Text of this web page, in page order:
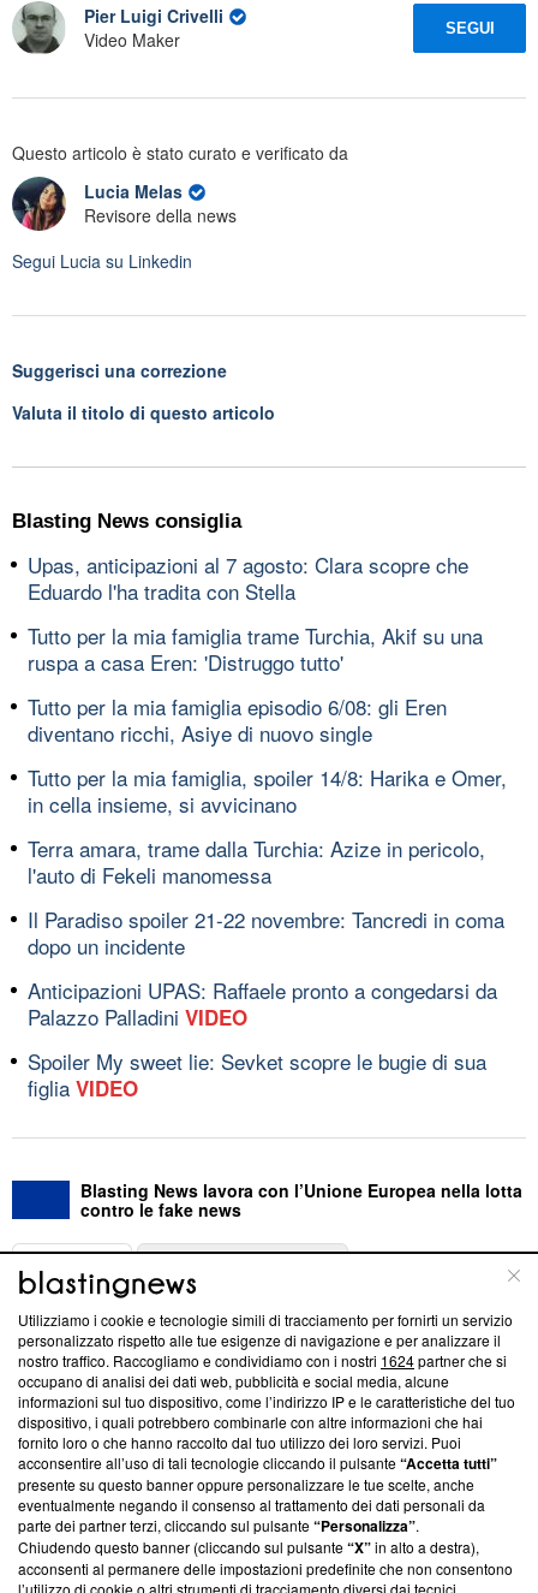
Pier Luigi Crivelli
Video Maker
SEGUI
Questo articolo è stato curato e verificato da
Lucia Melas
Revisore della news
Segui Lucia su Linkedin
Suggerisci una correzione
Valuta il titolo di questo articolo
Blasting News consiglia
Upas, anticipazioni al 7 agosto: Clara scopre che
Eduardo l'ha tradita con Stella
Tutto per la mia famiglia trame Turchia, Akif su una
ruspa a casa Eren: 'Distruggo tutto'
Tutto per la mia famiglia episodio 6/08: gli Eren
diventano ricchi, Asiye di nuovo single
Tutto per la mia famiglia, spoiler 14/8: Harika e Omer,
in cella insieme, si avvicinano
Terra amara, trame dalla Turchia: Azize in pericolo,
l'auto di Fekeli manomessa
Il Paradiso spoiler 21-22 novembre: Tancredi in coma
dopo un incidente
Anticipazioni UPAS: Raffaele pronto a congedarsi da
Palazzo Palladini VIDEO
Spoiler My sweet lie: Sevket scopre le bugie di sua
figlia VIDEO
Blasting News lavora con l’Unione Europea nella lotta
contro le fake news
ABOUT
Questa sezione offre informazioni trasparenti su Blasting
News, sui nostri processi editoriali e su come ci impegniamo a
creare news di qualità. Inoltre, afferma la nostra aderenza a
‘Trust Project - News with Integrity’Blasting News non è
ancora membro del programma, ma ha richiesto di farne
parte; Trust Project non ha ancora effettuato una verifica di
conformità agli standard.
Su di noi
Team editoriale
Utilizziamo i cookie e tecnologie simili di tracciamento per fornirti un servizio
personalizzato rispetto alle tue esigenze di navigazione e per analizzare il
nostro traffico. Raccogliamo e condividiamo con i nostri 1624partner che si
occupano di analisi dei dati web, pubblicità e social media, alcune
informazioni sul tuo dispositivo, come l’indirizzo IP e le caratteristiche del tuo
dispositivo, i quali potrebbero combinarle con altre informazioni che hai
fornito loro o che hanno raccolto dal tuo utilizzo dei loro servizi. Puoi
acconsentire all’uso di tali tecnologie cliccando il pulsante“Accetta tutti”
presente su questo banner oppure personalizzare le tue scelte, anche
eventualmente negando il consenso al trattamento dei dati personali da
parte dei partner terzi, cliccando sul pulsante“Personalizza”.
Chiudendo questo banner (cliccando sul pulsante“X”in alto a destra),
acconsenti al permanere delle impostazioni predefinite che non consentono
l’utilizzo di cookie o altri strumenti di tracciamento diversi dai tecnici.